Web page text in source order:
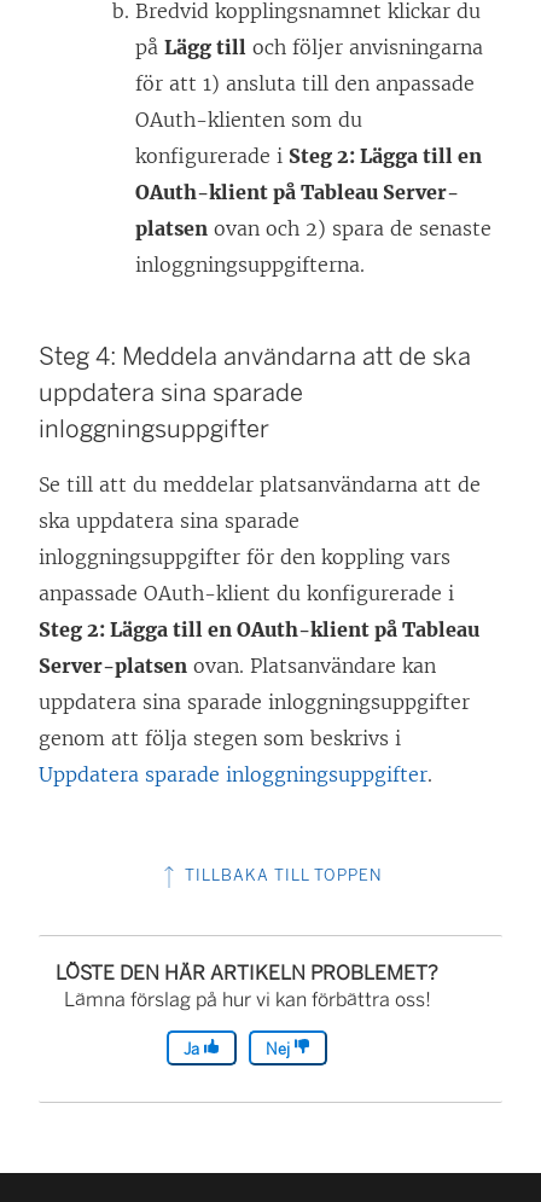
Bredvid kopplingsnamnet klickar du
på Lägg till och följer anvisningarna
för att 1) ansluta till den anpassade
OAuth-klienten som du
konfigurerade i Steg 2: Lägga till en
OAuth-klient på Tableau Server-
platsen ovan och 2) spara de senaste
inloggningsuppgifterna.
Steg 4: Meddela användarna att de ska
uppdatera sina sparade
inloggningsuppgifter
Se till att du meddelar platsanvändarna att de
ska uppdatera sina sparade
inloggningsuppgifter för den koppling vars
anpassade OAuth-klient du konfigurerade i
Steg 2: Lägga till en OAuth-klient på Tableau
Server-platsen ovan. Platsanvändare kan
uppdatera sina sparade inloggningsuppgifter
genom att följa stegen som beskrivs i
Uppdatera sparade inloggningsuppgifter.
TILLBAKA TILL TOPPEN
LÖSTE DEN HÄR ARTIKELN PROBLEMET?
Lämna förslag på hur vi kan förbättra oss!
Ja Nej